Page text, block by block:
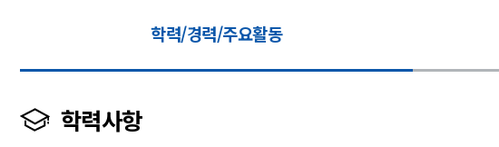
학력/경력/주요활동
학력사항